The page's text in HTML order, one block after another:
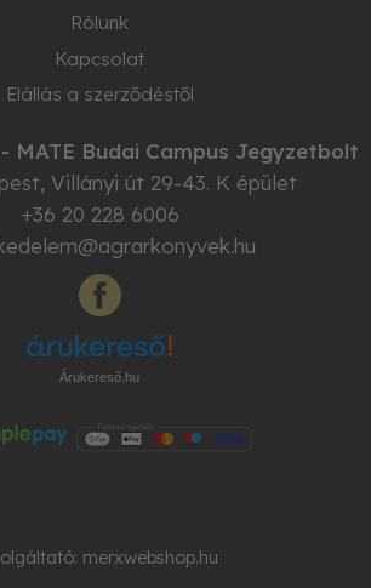
Rólunk
Kapcsolat
Elállás a szerződéstől
MATE Budai Campus Jegyzetbolt
, Villányi út 29-43. K épület
+36 20 228 6006
Árukereső.hu
merxwebshop.hu